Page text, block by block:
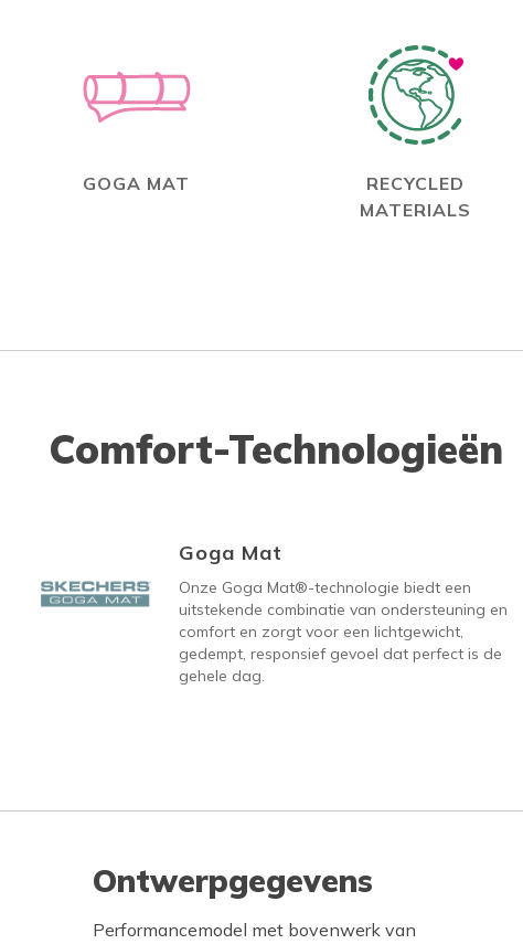
GOGA MAT
RECYCLED
MATERIALS
Comfort-Technologieën
Goga Mat
Onze Goga Mat®-technologie biedt een
uitstekende combinatie van ondersteuning en
comfort en zorgt voor een lichtgewicht,
gedempt, responsief gevoel dat perfect is de
gehele dag.
Ontwerpgegevens
Performancemodel met bovenwerk van